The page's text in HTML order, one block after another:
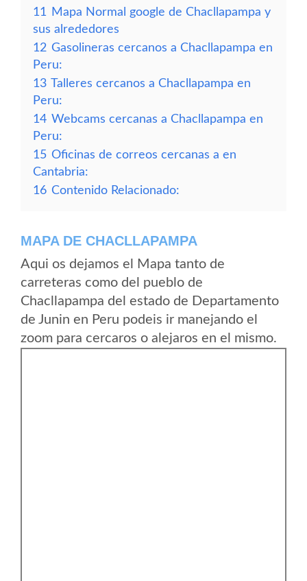
11
Mapa Normal google de Chacllapampa y
sus alrededores
12 Gasolineras cercanos a Chacllapampa en
Peru:
13 Talleres cercanos a Chacllapampa en
Peru:
14 Webcams cercanas a Chacllapampa en
Peru:
15 Oficinas de correos cercanas a en
Cantabria:
16 Contenido Relacionado:
MAPA DE CHACLLAPAMPA
Aqui os dejamos el Mapa tanto de
carreteras como del pueblo de
Chacllapampa del estado de Departamento
de Junin en Peru podeis ir manejando el
zoom para cercaros o alejaros en el mismo.